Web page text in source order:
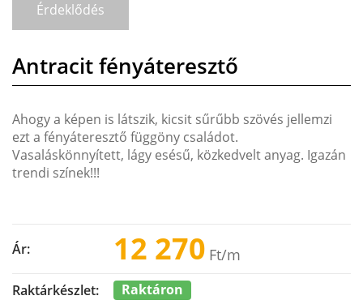
Érdeklődés
Antracit fényáteresztő
Ahogy a képen is látszik, kicsit sűrűbb szövés jellemzi
ezt a fényáteresztő függöny családot.
Vasaláskönnyített, lágy esésű, közkedvelt anyag. Igazán
trendi színek!!!
Ár: 12 270 Ft/m
Raktárkészlet: Raktáron